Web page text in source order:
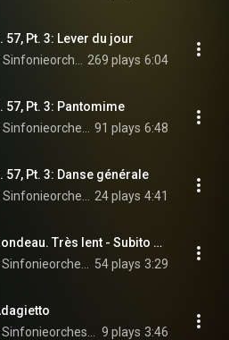
57, Pt. 3: Lever du jour
269 plays 6:04
57, Pt. 3: Pantomime
91 plays 6:48
57, Pt. 3: Danse générale
24 plays 4:41
Les biches, FP 36: Rondeau. Très lent - Subito allegro molto
54 plays 3:29
9 plays 3:46